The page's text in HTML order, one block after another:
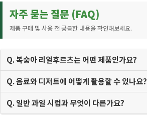
자주 묻는 질문 (FAQ)
제품 구매 및 사용 전 궁금한 내용을 확인해보세요.
Q. 복숭아 리얼후르츠는 어떤 제품인가요?
Q. 음료와 디저트에 어떻게 활용할 수 있나요?
Q. 일반 과일 시럽과 무엇이 다른가요?